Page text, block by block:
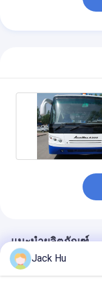
แนะนำผลิตภัณฑ์
Jack Hu